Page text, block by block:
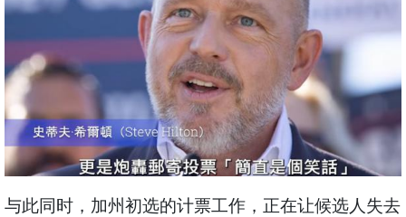
与此同时，加州初选的计票工作，正在让候选人失去